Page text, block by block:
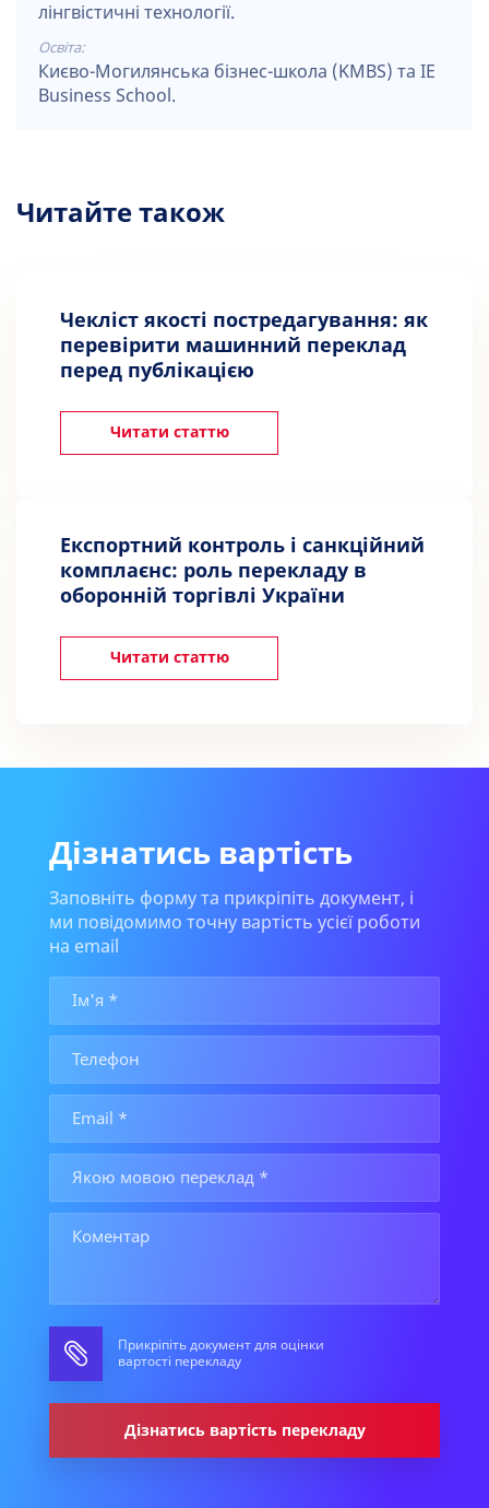
лінгвістичні технології.
Освіта:
Києво-Могилянська бізнес-школа (KMBS) та IE
Business School.
Читайте також
Чекліст якості постредагування: як
перевірити машинний переклад
перед публікацією
Читати статтю
Експортний контроль і санкційний
комплаєнс: роль перекладу в
оборонній торгівлі України
Читати статтю
Дізнатись вартість
Заповніть форму та прикріпіть документ, і
ми повідомимо точну вартість усієї роботи
на email
Прикріпіть документ для оцінки
вартості перекладу
Дізнатись вартість перекладу